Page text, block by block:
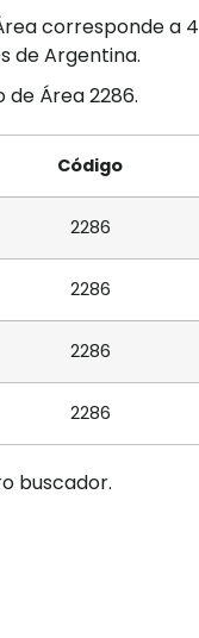
corresponde a 4
de Argentina.
Área 2286.
Código
2286
2286
2286
2286
buscador.